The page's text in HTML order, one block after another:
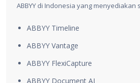
ABBYY di Indonesia yang menyediakan
ABBYY Timeline
ABBYY Vantage
ABBYY FlexiCapture
ABBYY Document AI